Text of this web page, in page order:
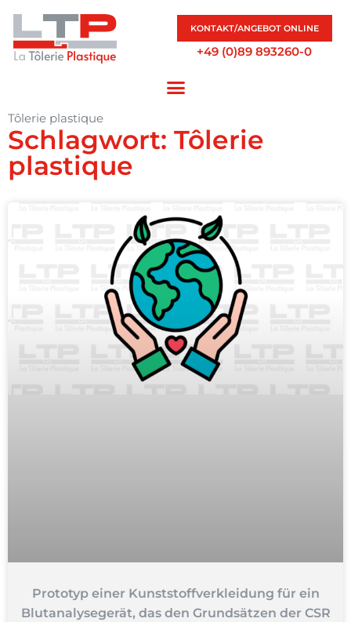
KONTAKT/ANGEBOT ONLINE
+49 (0)89 893260-0
Tôlerie plastique
Schlagwort: Tôlerie
plastique
Prototyp einer Kunststoffverkleidung für ein
Blutanalysegerät, das den Grundsätzen der CSR